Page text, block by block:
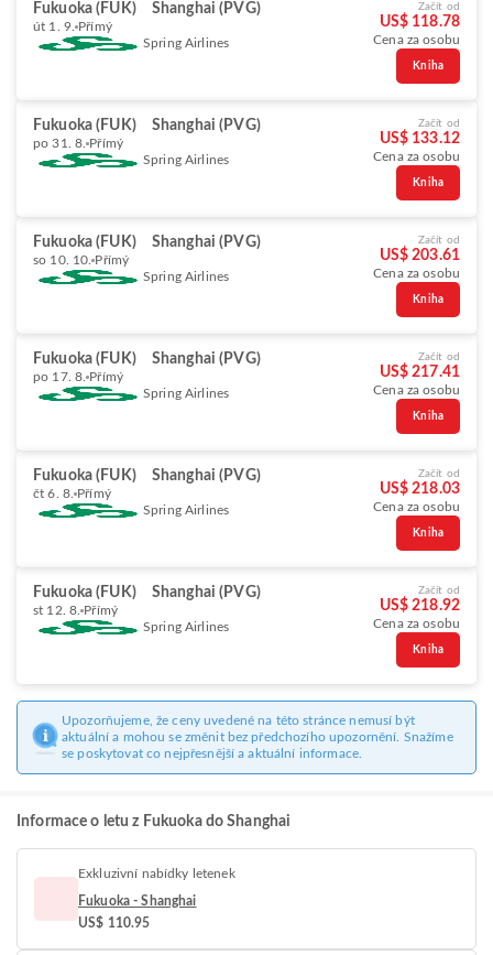
Fukuoka (FUK) Shanghai (PVG)
út 1. 9. Přímý
Spring Airlines
Začít od
US$ 118.78
Cena za osobu
Kniha
Fukuoka (FUK) Shanghai (PVG)
po 31. 8. Přímý
Spring Airlines
Začít od
US$ 133.12
Cena za osobu
Kniha
Fukuoka (FUK) Shanghai (PVG)
so 10. 10. Přímý
Spring Airlines
Začít od
US$ 203.61
Cena za osobu
Kniha
Fukuoka (FUK) Shanghai (PVG)
po 17. 8. Přímý
Spring Airlines
Začít od
US$ 217.41
Cena za osobu
Kniha
Fukuoka (FUK) Shanghai (PVG)
čt 6. 8. Přímý
Spring Airlines
Začít od
US$ 218.03
Cena za osobu
Kniha
Fukuoka (FUK) Shanghai (PVG)
st 12. 8. Přímý
Spring Airlines
Začít od
US$ 218.92
Cena za osobu
Kniha
Upozorňujeme, že ceny uvedené na této stránce nemusí být
aktuální a mohou se změnit bez předchozího upozornění. Snažíme
se poskytovat co nejpřesnější a aktuální informace.
Informace o letu z Fukuoka do Shanghai
Exkluzivní nabídky letenek
Fukuoka - Shanghai
US$ 110.95